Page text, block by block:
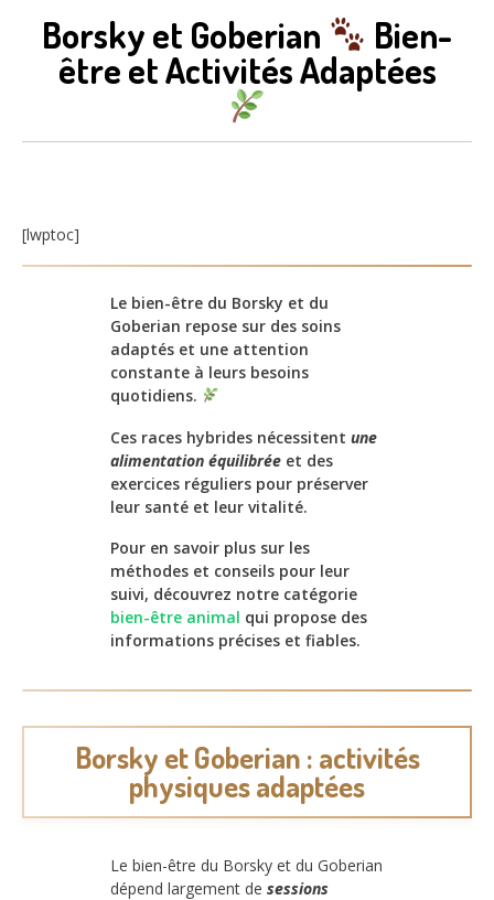
Borsky et Goberian Bien-
être et Activités Adaptées
[lwptoc]
Le bien-être du Borsky et du
Goberian repose sur des soins
adaptés et une attention
constante à leurs besoins
quotidiens.
Ces races hybrides nécessitent une
alimentation équilibrée et des
exercices réguliers pour préserver
leur santé et leur vitalité.
Pour en savoir plus sur les
méthodes et conseils pour leur
suivi, découvrez notre catégorie
bien-être animal qui propose des
informations précises et fiables.
Borsky et Goberian : activités
physiques adaptées
Le bien-être du Borsky et du Goberian
dépend largement de sessions